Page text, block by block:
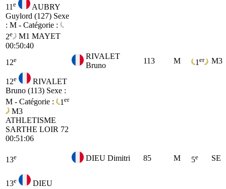
11 e
AUBRY
Guylord (127) Sexe
: M - Catégorie :
2e M1 MAYET
00:50:40
12e
RIVALET
Bruno
113 M 1 er M3
12e
RIVALET
Bruno (113) Sexe :
M - Catégorie :
1 er
M3
ATHLETISME
SARTHE LOIR 72
00:51:06
13e DIEU Dimitri 85 M 5e SE
13e
DIEU